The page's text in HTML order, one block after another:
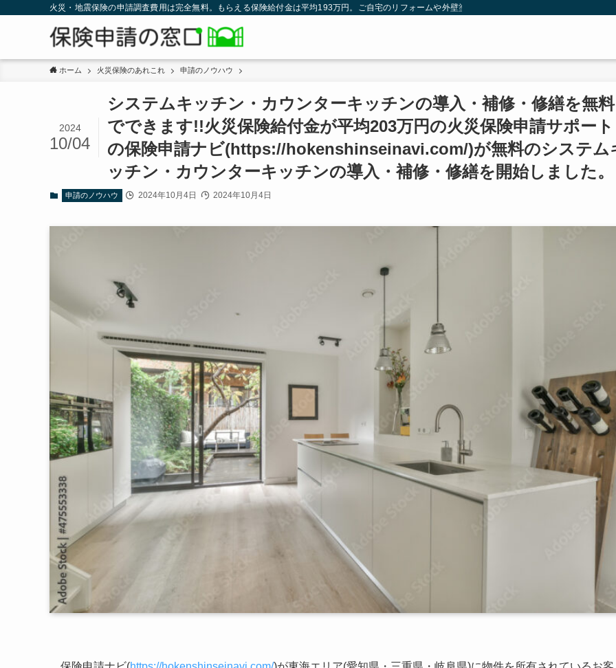
火災・地震保険の申請調査費用は完全無料。もらえる保険給付金は平均193万円。ご自宅のリフォームや外壁塗装は火災保険を使わないともったいな
ホーム 火災保険のあれこれ 申請のノウハウ
システムキッチン・カウンターキッチンの導入・補修・修繕を無料
でできます!!火災保険給付金が平均203万円の火災保険申請サポート
の保険申請ナビ(https://hokenshinseinavi.com/)が無料のシステム
ッチン・カウンターキッチンの導入・補修・修繕を開始しました。
2024
10/04
申請のノウハウ 2024年10月4日 2024年10月4日